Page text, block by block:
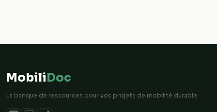
MobiliDoc
La banque de ressources pour vos projets de mobilité durable.